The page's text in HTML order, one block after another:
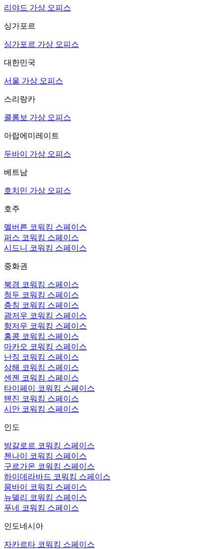
리야드 가상 오피스
싱가포르
싱가포르 가상 오피스
대한민국
서울 가상 오피스
스리랑카
콜롬보 가상 오피스
아랍에미레이트
두바이 가상 오피스
베트남
호치민 가상 오피스
호주
멜버른 코워킹 스페이스
퍼스 코워킹 스페이스
시드니 코워킹 스페이스
중화권
북경 코워킹 스페이스
청두 코워킹 스페이스
충칭 코워킹 스페이스
광저우 코워킹 스페이스
항저우 코워킹 스페이스
홍콩 코워킹 스페이스
마카오 코워킹 스페이스
난징 코워킹 스페이스
상해 코워킹 스페이스
센젠 코워킹 스페이스
타이페이 코워킹 스페이스
톈진 코워킹 스페이스
시안 코워킹 스페이스
인도
방갈로르 코워킹 스페이스
첸나이 코워킹 스페이스
구르가온 코워킹 스페이스
하이데라바드 코워킹 스페이스
뭄바이 코워킹 스페이스
뉴델리 코워킹 스페이스
푸네 코워킹 스페이스
인도네시아
자카르타 코워킹 스페이스